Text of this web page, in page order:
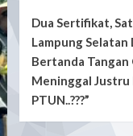
Dua Sertifikat,
Lampung Selatan
Bertanda Tangan
Meninggal Justru
PTUN..???”